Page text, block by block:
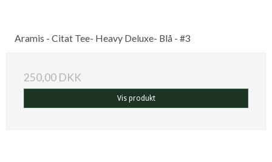
Aramis - Citat Tee- Heavy Deluxe- Blå - #3
250,00 DKK
Vis produkt